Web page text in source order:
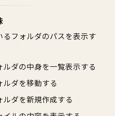
るフォルダのパスを表示す
ルダの中身を一覧表示する
ルダを移動する
ルダを新規作成する